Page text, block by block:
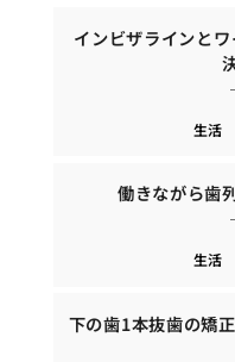
インビザラインと
生活
働きながら歯
生活
下の歯1本抜歯の矯